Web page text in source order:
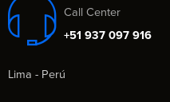
Call Center
+51 937 097 916
Lima - Perú